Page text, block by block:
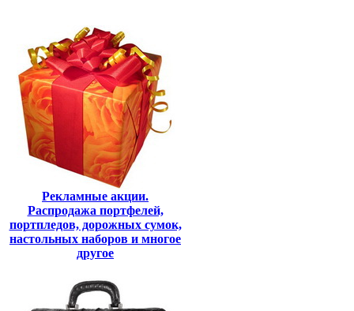
Рекламные акции.
Распродажа портфелей,
портпледов, дорожных сумок,
настольных наборов и многое
другое